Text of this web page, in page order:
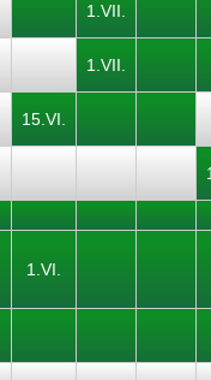
1.VII.
1.VII.
15.VI.
1.VI.